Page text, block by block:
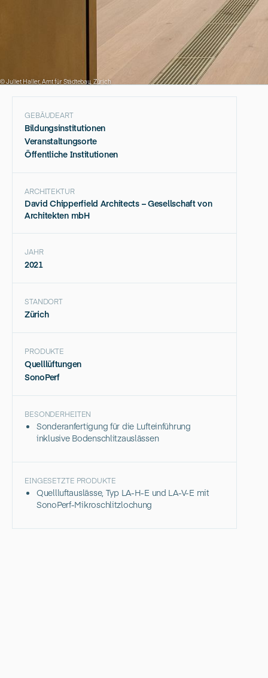
© Juliet Haller, Amt für Städtebau, Zürich
GEBÄUDEART
Bildungsinstitutionen
Veranstaltungsorte
Öffentliche Institutionen
ARCHITEKTUR
David Chipperfield Architects – Gesellschaft von
Architekten mbH
JAHR
2021
STANDORT
Zürich
PRODUKTE
Quelllüftungen
SonoPerf
BESONDERHEITEN
Sonderanfertigung für die Lufteinführung
inklusive Bodenschlitzauslässen
EINGESETZTE PRODUKTE
Quellluftauslässe, Typ LA-H-E und LA-V-E mit
SonoPerf-Mikroschlitzlochung